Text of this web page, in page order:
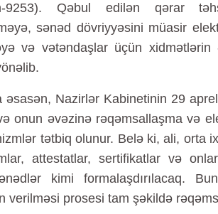
9253). Qəbul edilən qərar
sənəd dövriyyəsini müasir
və vətəndaşlar üçün xidmətlərin
əsasən, Nazirlər Kabinetinin 29
onun əvəzinə rəqəmsallaşma və
tətbiq olunur. Belə ki, ali, orta
attestatlar, sertifikatlar və
kimi formalaşdırılacaq.
verilməsi prosesi tam şəkildə